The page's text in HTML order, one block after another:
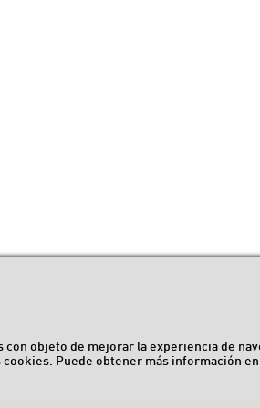
objeto de mejorar la experiencia de
cookies. Puede obtener más información